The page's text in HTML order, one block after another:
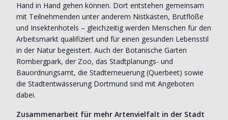
Hand in Hand gehen können. Dort entstehen gemeinsam
mit Teilnehmenden unter anderem Nistkästen, Brutflöße
und Insektenhotels – gleichzeitig werden Menschen für den
Arbeitsmarkt qualifiziert und für einen gesunden Lebensstil
in der Natur begeistert. Auch der Botanische Garten
Rombergpark, der Zoo, das Stadtplanungs- und
Bauordnungsamt, die Stadterneuerung (Querbeet) sowie
die Stadtentwässerung Dortmund sind mit Angeboten
dabei.
Zusammenarbeit für mehr Artenvielfalt in der Stadt